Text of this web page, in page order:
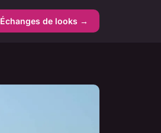
Échanges de looks →